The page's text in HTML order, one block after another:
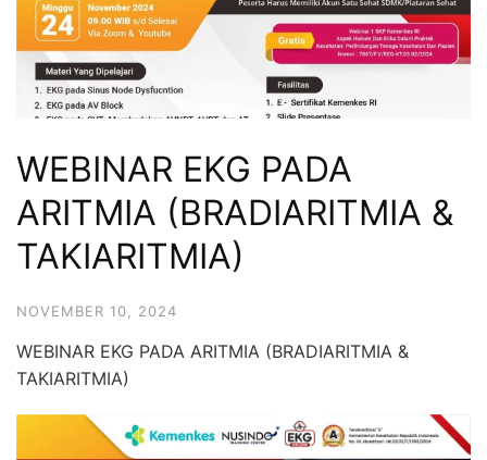
WEBINAR EKG PADA
ARITMIA (BRADIARITMIA &
TAKIARITMIA)
NOVEMBER 10, 2024
WEBINAR EKG PADA ARITMIA (BRADIARITMIA &
TAKIARITMIA)